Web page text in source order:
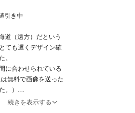
引き中
道（遠方）だという
ても遅くデザイン確
に合わせられている
無料で画像を送った
。）
続きを表示する